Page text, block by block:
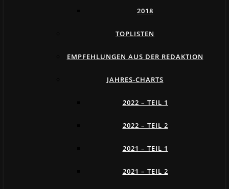
2018
TOPLISTEN
EMPFEHLUNGEN AUS DER REDAKTION
JAHRES-CHARTS
2022 – TEIL 1
2022 – TEIL 2
2021 – TEIL 1
2021 – TEIL 2